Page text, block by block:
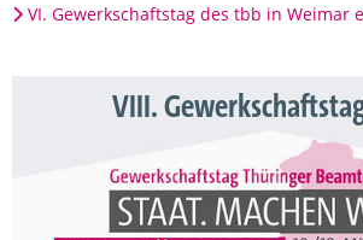
VI. Gewerkschaftstag des tbb in Weimar
VIII.